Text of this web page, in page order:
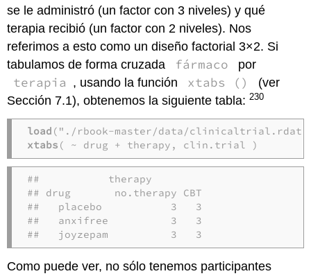
se le administró (un factor con 3 niveles) y qué
terapia recibió (un factor con 2 niveles). Nos
referimos a esto como un diseño factorial 3×2. Si
tabulamos de forma cruzada
fármaco por
terapia , usando la función xtabs ()
(ver
Sección 7.1), obtenemos la siguiente tabla:230
load
xtabs ( ~ drug + therapy, clin.trial )
##           therapy
## drug       no.therapy CBT
##   placebo           3   3
##   anxifree          3   3
##   joyzepam          3   3
Como puede ver, no sólo tenemos participantes